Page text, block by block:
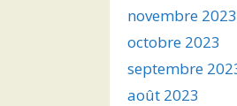
novembre 2023
octobre 2023
septembre
août 2023